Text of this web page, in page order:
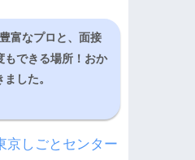
富なプロと、面接
もできる場所！おか
した。
京しごとセンター